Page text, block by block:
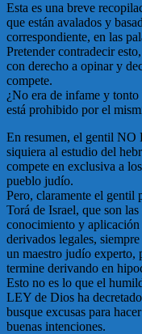
Esta es una breve
que están avalados y
correspondiente, en las
Pretender contradecir
con derecho a opinar y
compete.
¿No era de infame y
está prohibido por el
En resumen, el gentil NO
siquiera al estudio del
compete en exclusiva a
pueblo judío.
Pero, claramente el gentil
Torá de Israel, que son
conocimiento y
derivados legales,
un maestro judío experto,
termine derivando en
Esto no es lo que el
LEY de Dios ha
busque excusas para
buenas intenciones.